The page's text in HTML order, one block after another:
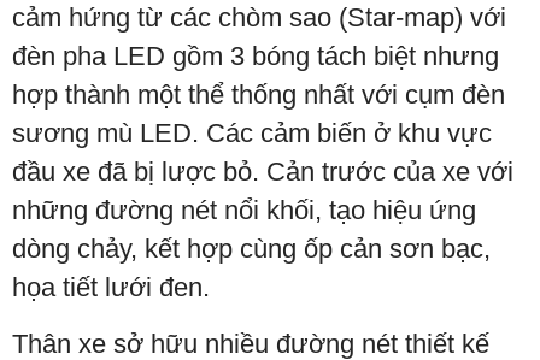
cảm hứng từ các chòm sao (Star-map) với
đèn pha LED gồm 3 bóng tách biệt nhưng
hợp thành một thể thống nhất với cụm đèn
sương mù LED. Các cảm biến ở khu vực
đầu xe đã bị lược bỏ. Cản trước của xe với
những đường nét nổi khối, tạo hiệu ứng
dòng chảy, kết hợp cùng ốp cản sơn bạc,
họa tiết lưới đen.
Thân xe sở hữu nhiều đường nét thiết kế